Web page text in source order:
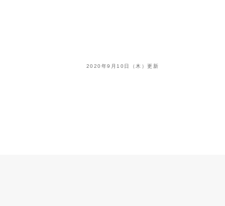
2020年9月10日（木）更新